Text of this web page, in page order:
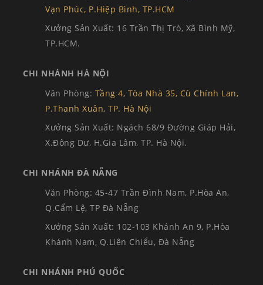
Vạn Phúc, P.Hiệp Bình, TP.HCM
Xưởng Sản Xuất: 16 Trần Thị Trò, Xã Bình Mỹ,
TP.HCM.
CHI NHÁNH HÀ NỘI
Văn Phòng: Tầng 4, Tòa Nhà 35, Cù Chính Lan,
P.Thanh Xuân, TP. Hà Nội
Xưởng Sản Xuất: Ngách 68/9 Đường Giáp Hải,
X.Đông Dư, H.Gia Lâm, TP. Hà Nội.
CHI NHÁNH ĐÀ NẴNG
Văn Phòng: 45-47 Trần Đình Nam, P.Hòa An,
Q.Cẩm Lệ, TP Đà Nẵng
Xưởng Sản Xuất: 102-103 Khánh An 9, P.Hòa
Khánh Nam, Q.Liên Chiểu, Đà Nẵng
CHI NHÁNH PHÚ QUỐC